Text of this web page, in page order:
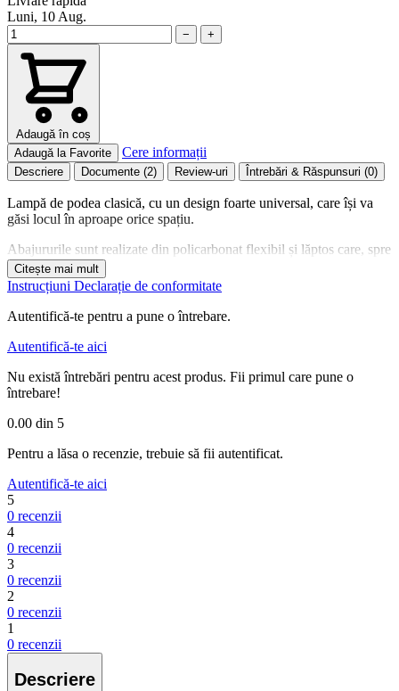
Luni, 10 Aug.
− +
Adaugă în coș
Adaugă la Favorite
Cere informații
Descriere Documente (2) Review-uri Întrebări & Răspunsuri (0)
Lampă de podea clasică, cu un design foarte universal, care își va
găsi locul în aproape orice spațiu.
Abajururile sunt realizate din policarbonat flexibil și lăptos care, spre
deosebire de abajururile din sticlă, nu se sparge. Această soluție va fi
apreciată mai ales de proprietarii de animale de companie și de
părinții copiilor mici.
Lampa este alimentată de la rețeaua electrică obișnuită. Abajurul
principal are o dulie E27 încorporată, în timp ce abajurul secundar
ceea ce oferă control deplin asupra cantității de lumină din cameră.
Citește mai mult
Instrucțiuni Declarație de conformitate
Autentifică-te pentru a pune o întrebare.
Autentifică-te aici
Nu există întrebări pentru acest produs. Fii primul care pune o
întrebare!
0.00 din 5
Pentru a lăsa o recenzie, trebuie să fii autentificat.
Autentifică-te aici
5
0 recenzii
4
0 recenzii
3
0 recenzii
2
0 recenzii
1
0 recenzii
Descriere